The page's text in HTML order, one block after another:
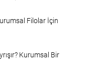
Filolar İçin
Kurumsal Bir